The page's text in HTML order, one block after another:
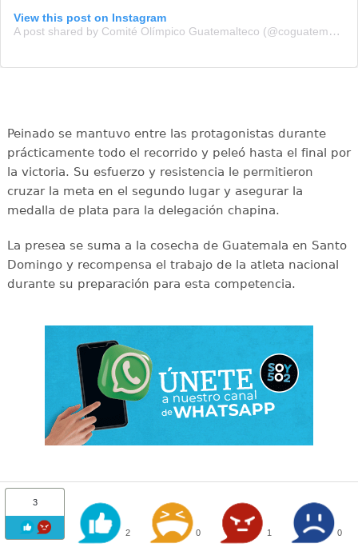
View this post on Instagram
A post shared by Comité Olímpico Guatemalteco (@coguatemalteco)
Peinado se mantuvo entre las protagonistas durante
prácticamente todo el recorrido y peleó hasta el final por
la victoria. Su esfuerzo y resistencia le permitieron
cruzar la meta en el segundo lugar y asegurar la
medalla de plata para la delegación chapina.
La presea se suma a la cosecha de Guatemala en Santo
Domingo y recompensa el trabajo de la atleta nacional
durante su preparación para esta competencia.
3
2 0 1 0